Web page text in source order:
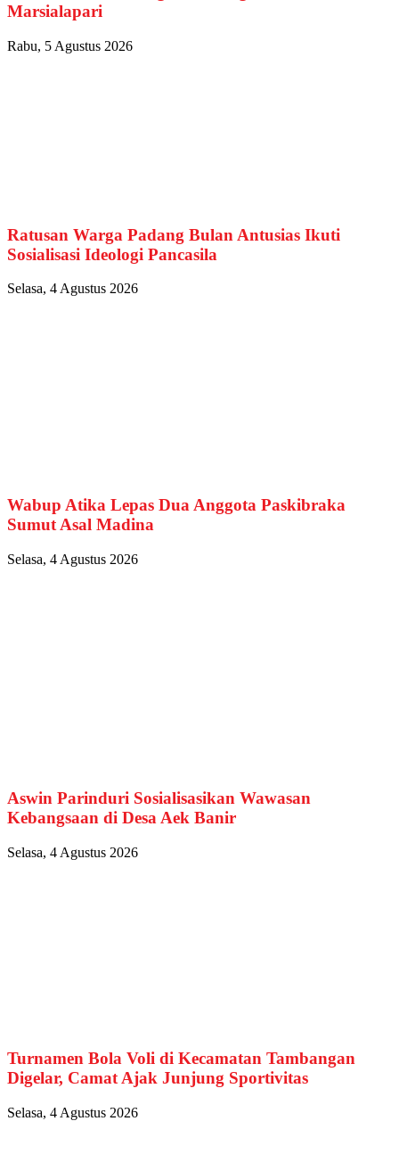
Marsialapari
Rabu, 5 Agustus 2026
Ratusan Warga Padang Bulan Antusias Ikuti
Sosialisasi Ideologi Pancasila
Selasa, 4 Agustus 2026
Wabup Atika Lepas Dua Anggota Paskibraka
Sumut Asal Madina
Selasa, 4 Agustus 2026
Aswin Parinduri Sosialisasikan Wawasan
Kebangsaan di Desa Aek Banir
Selasa, 4 Agustus 2026
Turnamen Bola Voli di Kecamatan Tambangan
Digelar, Camat Ajak Junjung Sportivitas
Selasa, 4 Agustus 2026